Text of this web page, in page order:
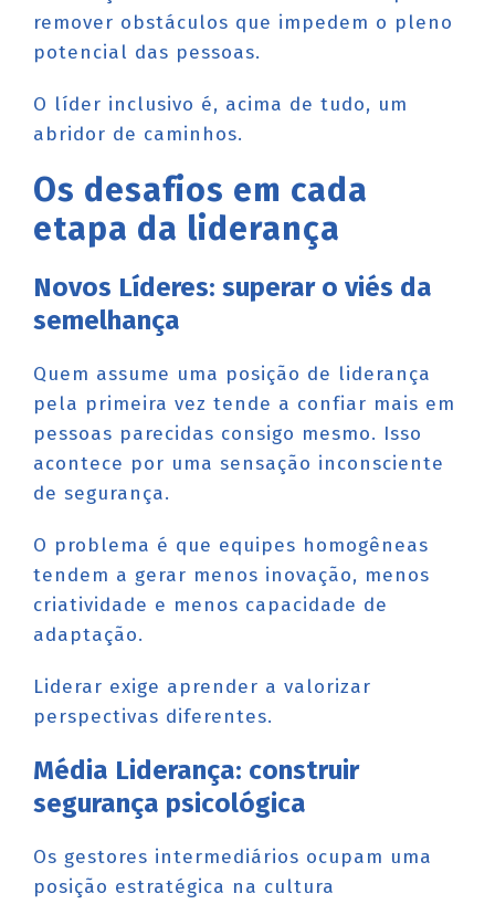
remover obstáculos que impedem o pleno
potencial das pessoas.
O líder inclusivo é, acima de tudo, um
abridor de caminhos.
Os desafios em cada
etapa da liderança
Novos Líderes: superar o viés da
semelhança
Quem assume uma posição de liderança
pela primeira vez tende a confiar mais em
pessoas parecidas consigo mesmo. Isso
acontece por uma sensação inconsciente
de segurança.
O problema é que equipes homogêneas
tendem a gerar menos inovação, menos
criatividade e menos capacidade de
adaptação.
Liderar exige aprender a valorizar
perspectivas diferentes.
Média Liderança: construir
segurança psicológica
Os gestores intermediários ocupam uma
posição estratégica na cultura